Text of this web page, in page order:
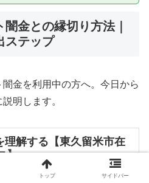
金との縁切り方法｜
ステップ
金を利用中の方へ。今日から
明します。
理解する【東久留米市在
】
トップ サイドバー